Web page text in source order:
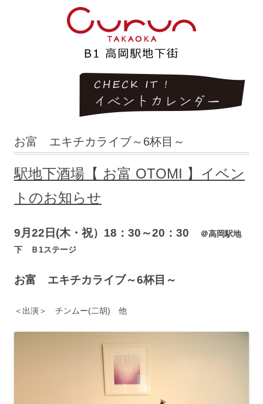
お富 エキチカライブ～6杯目～
駅地下酒場【 お富 OTOMI 】イベン
トのお知らせ
9月22日(木・祝）18：30～20：30
＠高岡駅地
下 Ｂ1ステージ
お富 エキチカライブ～6杯目～
＜出演＞ チンムー(二胡) 他